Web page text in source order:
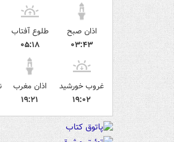
اذان صبح
۰۳:۴۳
طلوع آفتاب
۰۵:۱۸
غروب خورشید
۱۹:۰۲
اذان مغرب
۱۹:۲۱